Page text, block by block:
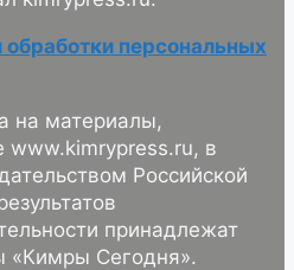
персональных
на материалы,
в
Российской
принадлежат
«Кимры Сегодня».